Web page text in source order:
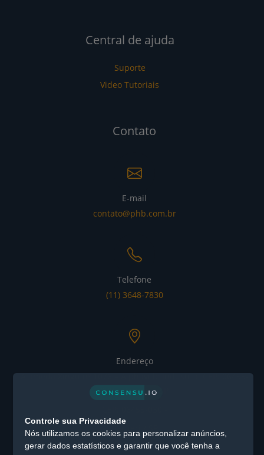
Central de ajuda
Suporte
Video Tutoriais
Contato
E-mail
contato@phb.com.br
Telefone
(11) 3648-7830
Endereço
Alameda Xingu nº 1076 – Alphaville Industrial CEP: 06455-
030 - Barueri / SP
Barueri / SP
Controle sua Privacidade
Nós utilizamos os cookies para personalizar anúncios,
gerar dados estatísticos e garantir que você tenha a